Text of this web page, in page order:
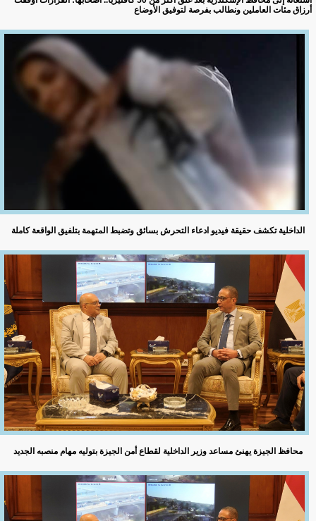
أرزاق مئات العاملين ونطالب بفرصة لتوفيق الأوضاع
الداخلية تكشف حقيقة فيديو ادعاء التحرش بسائق وتضبط المتهمة بتلفيق الواقعة كاملة
محافظ الجيزة يهنئ مساعد وزير الداخلية لقطاع أمن الجيزة بتوليه مهام منصبه الجديد